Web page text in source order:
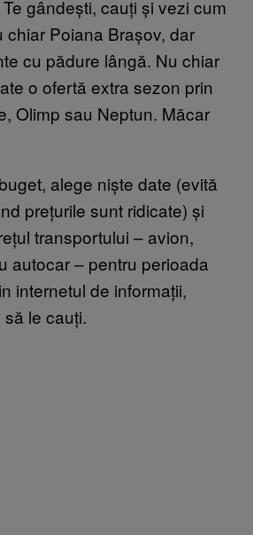
gândești, cauți și vezi cum
chiar Poiana Brașov, dar
cu pădure lângă. Nu chiar
o ofertă extra sezon prin
Olimp sau Neptun. Măcar
alege niște date (evită
prețurile sunt ridicate) și
transportului – avion,
autocar – pentru perioada
internetul de informații,
le cauți.